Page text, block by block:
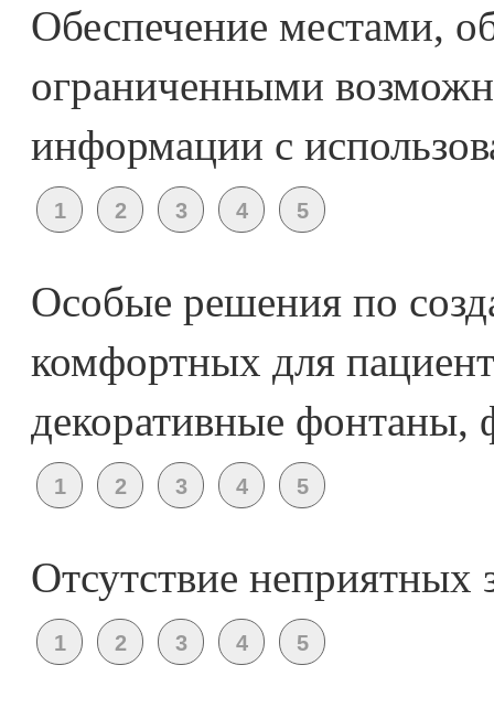
Обеспечение местами,
ограниченными
информации с
Особые решения по
комфортных для
декоративные фонтаны,
Отсутствие неприятных